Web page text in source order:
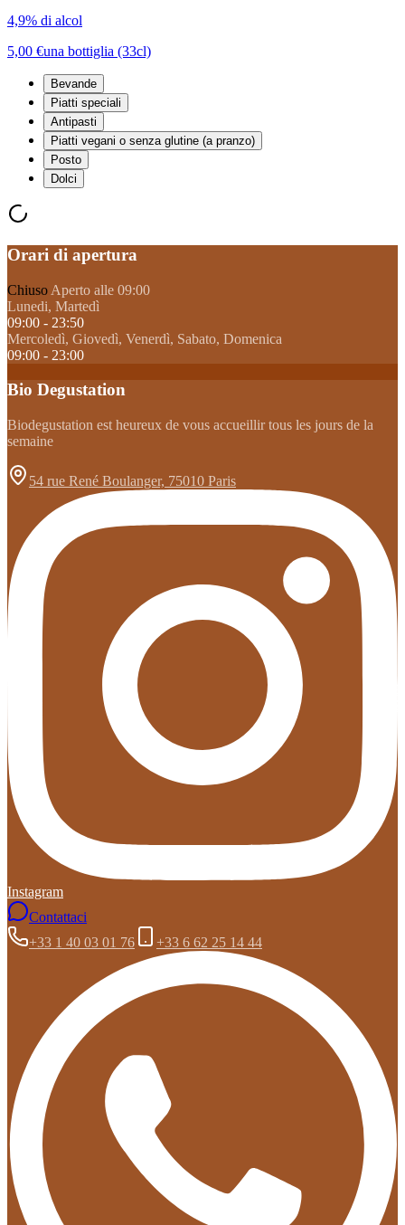
4,9% di alcol
5,00 €una bottiglia (33cl)
Bevande
Piatti speciali
Antipasti
Piatti vegani o senza glutine (a pranzo)
Posto
Dolci
Orari di apertura
Chiuso Aperto alle 09:00
Lunedi, Martedì
09:00 - 23:50
Mercoledì, Giovedì, Venerdì, Sabato, Domenica
09:00 - 23:00
Bio Degustation
Biodegustation est heureux de vous accueillir tous les jours de la
semaine
54 rue René Boulanger, 75010 Paris
Instagram
Contattaci
+33 1 40 03 01 76
+33 6 62 25 14 44